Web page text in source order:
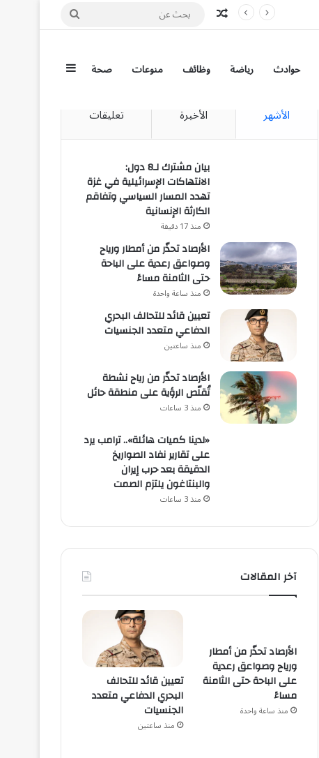
مقال عشوائي
بحث
حوادث رياضة وظائف منوعات صحة إضافة عمود
الأشهر الأخيرة تعليقات
بيان مشترك لـ8 دول:
الانتهاكات الإسرائيلية في غزة
تهدد المسار السياسي وتفاقم
الكارثة الإنسانية
منذ 17 دقيقة
الأرصاد تحذّر من أمطار ورياح
وصواعق رعدية على الباحة
حتى الثامنة مساءً
منذ ساعة واحدة
تعيين قائد للتحالف البحري
الدفاعي متعدد الجنسيات
منذ ساعتين
الأرصاد تحذّر من رياح نشطة
تُقلّص الرؤية على منطقة حائل
منذ 3 ساعات
«لدينا كميات هائلة».. ترامب يرد
على تقارير نفاد الصواريخ
الدقيقة بعد حرب إيران
والبنتاغون يلتزم الصمت
منذ 3 ساعات
آخر المقالات
الأرصاد تحذّر من أمطار
ورياح وصواعق رعدية
على الباحة حتى الثامنة
مساءً
منذ ساعة واحدة
تعيين قائد للتحالف
البحري الدفاعي متعدد
الجنسيات
منذ ساعتين